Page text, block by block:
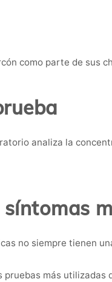
como parte de sus
analiza la
no siempre tienen
más utilizadas